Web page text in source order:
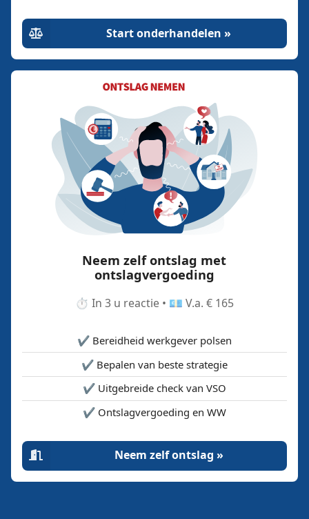
Start onderhandelen »
Neem zelf ontslag met
ontslagvergoeding
⏱️ In 3 u reactie • 💶 V.a. € 165
✔️ Bereidheid werkgever polsen
✔️ Bepalen van beste strategie
✔️ Uitgebreide check van VSO
✔️ Ontslagvergoeding en WW
Neem zelf ontslag »